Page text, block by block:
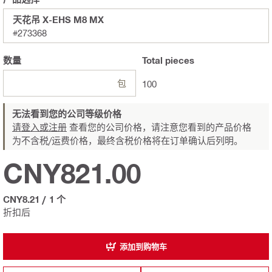
天花吊 X-EHS M8 MX
#273368
数量
包
Total pieces
100
无法看到您的公司等级价格
请登入或注册 查看您的公司价格，请注意您看到的产品价格
为不含税/运费价格，最终含税价格将在订单确认后列明。
折扣后
CNY821.00
CNY8.21 / 1 个
添加到购物车